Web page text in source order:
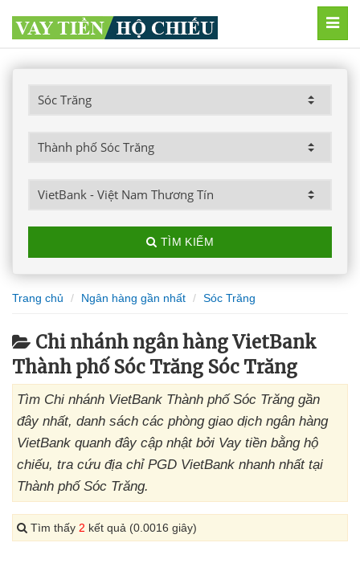
TÌM KIẾM
Trang chủ Ngân hàng gần nhất Sóc Trăng
Chi nhánh ngân hàng VietBank
Thành phố Sóc Trăng Sóc Trăng
Tìm Chi nhánh VietBank Thành phố Sóc Trăng gần
đây nhất, danh sách các phòng giao dịch ngân hàng
VietBank quanh đây cập nhật bởi Vay tiền bằng hộ
chiếu, tra cứu địa chỉ PGD VietBank nhanh nhất tại
Thành phố Sóc Trăng.
Tìm thấy 2 kết quả (0.0016 giây)